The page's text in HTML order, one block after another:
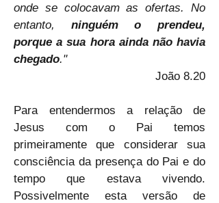
onde se colocavam as ofertas. No
entanto, ninguém o prendeu,
porque a sua hora ainda não havia
chegado."
João 8.20
Para entendermos a relação de
Jesus com o Pai temos
primeiramente que considerar sua
consciência da presença do Pai e do
tempo que estava vivendo.
Possivelmente esta versão de